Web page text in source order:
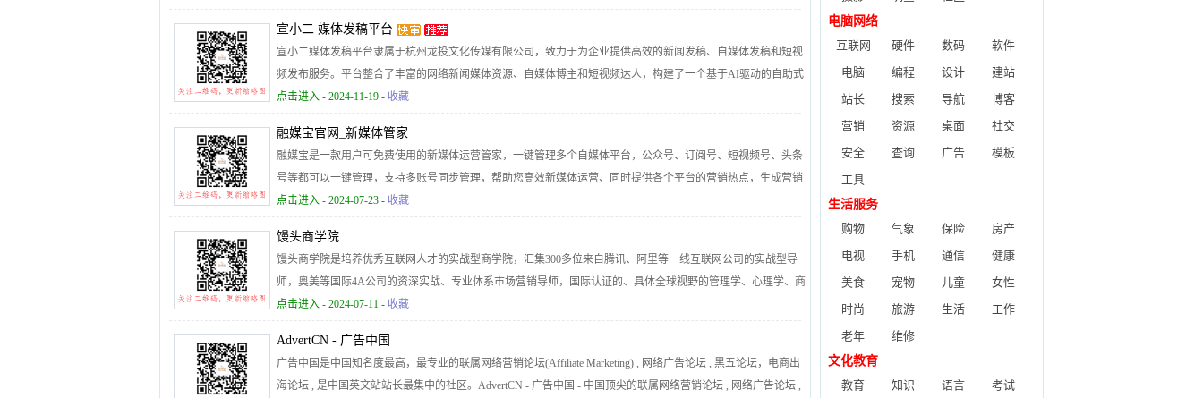
宣小二 媒体发稿平台
宣小二媒体发稿平台隶属于杭州龙投文化传媒有限公司，致力于为企业提供高效的新闻发稿、自媒体发稿和短视
频发布服务。平台整合了丰富的网络新闻媒体资源、自媒体博主和短视频达人，构建了一个基于AI驱动的自助式
投放平台。同时为企业提供舆情监测大数据服务、AI写作服务、AI数据分析系统、AI自媒体管理发布软件系统。
点击进入 - 2024-11-19 - 收藏
融媒宝官网_新媒体管家
融媒宝是一款用户可免费使用的新媒体运营管家，一键管理多个自媒体平台，公众号、订阅号、短视频号、头条
号等都可以一键管理，支持多账号同步管理，帮助您高效新媒体运营、同时提供各个平台的营销热点，生成营销
日历，是每个自媒体人的选择。
点击进入 - 2024-07-23 - 收藏
馒头商学院
馒头商学院是培养优秀互联网人才的实战型商学院，汇集300多位来自腾讯、阿里等一线互联网公司的实战型导
师，奥美等国际4A公司的资深实战、专业体系市场营销导师，国际认证的、具体全球视野的管理学、心理学、商
学院导师，针对时代催生的新职业（数字营销、新媒体、产品经理、运营等）提供专业体系和实战的课程，为职
点击进入 - 2024-07-11 - 收藏
AdvertCN - 广告中国
广告中国是中国知名度最高，最专业的联属网络营销论坛(Affiliate Marketing) , 网络广告论坛 , 黑五论坛，电商出
海论坛 , 是中国英文站站长最集中的社区。AdvertCN - 广告中国 - 中国顶尖的联属网络营销论坛 , 网络广告论坛 ,
电脑网络
互联网
硬件 数码
软件
电脑
编程 设计
建站
站长
搜索 导航
博客
营销
资源 桌面
社交
安全
查询 广告
模板
工具
生活服务
购物
气象 保险
房产
电视
手机 通信
健康
美食
宠物 儿童
女性
时尚
旅游 生活
工作
老年
维修
文化教育
教育
知识 语言
考试